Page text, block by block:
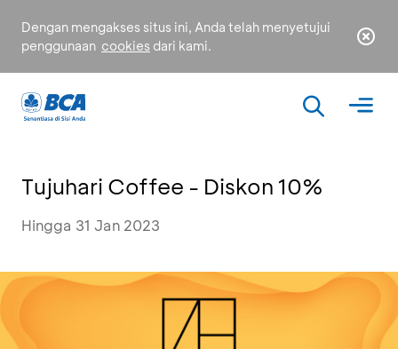
Dengan mengakses situs ini, Anda telah menyetujui
penggunaan cookies dari kami.
Tujuhari Coffee - Diskon 10%
Hingga 31 Jan 2023